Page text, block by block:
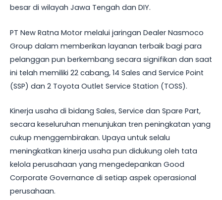
besar di wilayah Jawa Tengah dan DIY.
PT New Ratna Motor melalui jaringan Dealer Nasmoco
Group dalam memberikan layanan terbaik bagi para
pelanggan pun berkembang secara signifikan dan saat
ini telah memiliki 22 cabang, 14 Sales and Service Point
(SSP) dan 2 Toyota Outlet Service Station (TOSS).
Kinerja usaha di bidang Sales, Service dan Spare Part,
secara keseluruhan menunjukan tren peningkatan yang
cukup menggembirakan. Upaya untuk selalu
meningkatkan kinerja usaha pun didukung oleh tata
kelola perusahaan yang mengedepankan Good
Corporate Governance di setiap aspek operasional
perusahaan.